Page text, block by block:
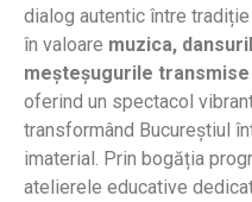
dialog autentic între
în valoare muzica,
meșteșugurile
oferind un spectacol
transformând Bucureștiul
imaterial. Prin bogăția
atelierele educative